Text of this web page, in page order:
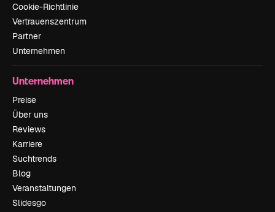
Cookie-Richtlinie
Vertrauenszentrum
Partner
Unternehmen
Unternehmen
Preise
Über uns
Reviews
Karriere
Suchtrends
Blog
Veranstaltungen
Slidesgo